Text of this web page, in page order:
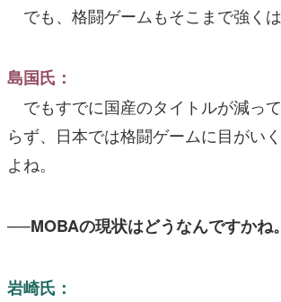
でも、格闘ゲームもそこまで強くは
島国氏：
でもすでに国産のタイトルが減っ
らず、日本では格闘ゲームに目がい
よね。
──MOBAの現状はどうなんですかね。
岩崎氏：